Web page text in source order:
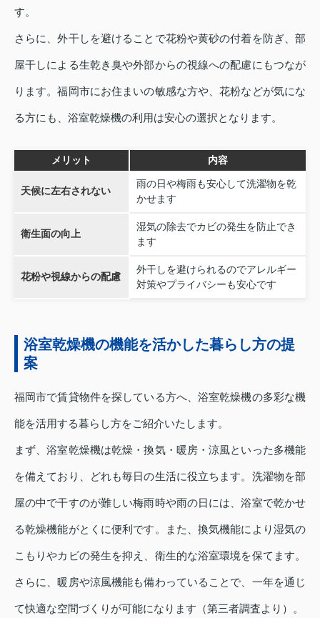
す。
さらに、外干しを避けることで花粉や黄砂の付着を防ぎ、部
屋干しによる生乾き臭や外部からの視線への配慮にもつなが
ります。福岡市にお住まいの敏感な方や、花粉などが気にな
る方にも、浴室乾燥機の利用は安心の選択となります。
メリット 内容
天候に左右されない
雨の日や梅雨も安心して洗濯物を乾
かせます
衛生面の向上
湿気の除去でカビの発生を防止でき
ます
花粉や視線からの配慮
外干しを避けられるのでアレルギー
対策やプライバシーも安心です
浴室乾燥機の機能を活かした暮らし方の提
案
福岡市で賃貸物件を探している方へ、浴室乾燥機の多彩な機
能を活用する暮らし方をご紹介いたします。
まず、浴室乾燥機は乾燥・換気・暖房・涼風といった多機能
を備えており、どれも毎日の生活に役立ちます。洗濯物を部
屋の中で干すのが難しい梅雨時や雨の日には、浴室で乾かせ
る乾燥機能がとくに便利です。また、換気機能により湿気の
こもりやカビの発生を抑え、衛生的な浴室環境を保てます。
さらに、暖房や涼風機能も備わっていることで、一年を通じ
て快適な空間づくりが可能になります（第三者調査より）。